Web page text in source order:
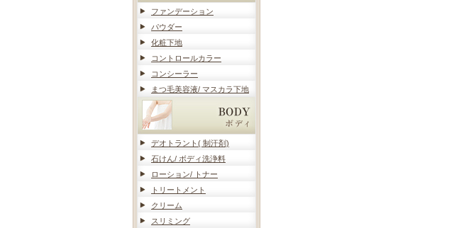
ファンデーション
パウダー
化粧下地
コントロールカラー
コンシーラー
まつ毛美容液/ マスカラ下地
デオトラント( 制汗剤)
石けん/ ボディ洗浄料
ローション/ トナー
トリートメント
クリーム
スリミング